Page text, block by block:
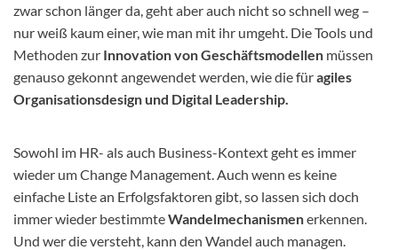
zwar schon länger da, geht aber auch nicht so schnell weg –
nur weiß kaum einer, wie man mit ihr umgeht. Die Tools und
Methoden zur Innovation von Geschäftsmodellen müssen
genauso gekonnt angewendet werden, wie die füragiles
Organisationsdesign und Digital Leadership.
Sowohl im HR- als auch Business-Kontext geht es immer
wieder um Change Management. Auch wenn es keine
einfache Liste an Erfolgsfaktoren gibt, so lassen sich doch
immer wieder bestimmteWandelmechanismenerkennen.
Und wer die versteht, kann den Wandel auch managen.